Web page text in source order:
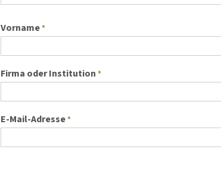
Vorname*
Firma oder Institution *
E-Mail-Adresse*